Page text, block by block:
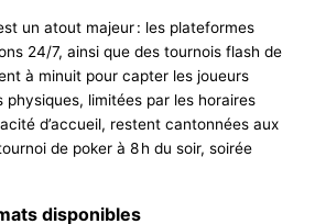
un atout majeur : les plateformes
24/7, ainsi que des tournois flash de
à minuit pour capter les joueurs
physiques, limitées par les horaires
d’accueil, restent cantonnées aux
de poker à 8 h du soir, soirée
disponibles